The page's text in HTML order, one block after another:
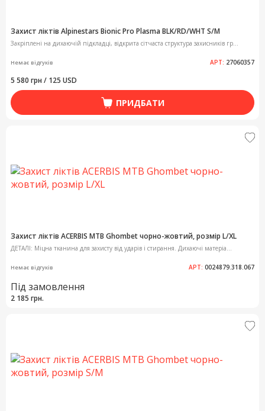
Захист ліктів Alpinestars Bionic Pro Plasma BLK/RD/WHT S/M
Закріплені на дихаючій підкладці, відкрита сітчаста структура захисників гр...
Немає відгуків АРТ: 27060357
5 580 грн / 125 USD
ПРИДБАТИ
Захист ліктів ACERBIS MTB Ghombet чорно-жовтий, розмір L/XL
ДЕТАЛІ: Міцна тканина для захисту від ударів і стирання. Дихаючі матеріа...
Немає відгуків АРТ: 0024879.318.067
Під замовлення
2 185 грн.